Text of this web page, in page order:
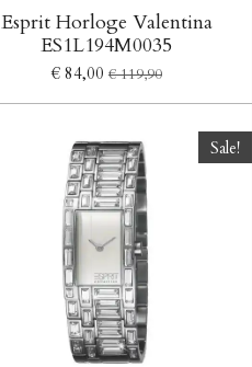
Esprit Horloge Valentina
ES1L194M0035
€ 84,00 € 119,90
Sale!